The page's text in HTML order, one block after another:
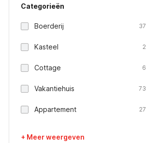
Categorieën
Boerderij 37
Kasteel 2
Cottage 6
Vakantiehuis 73
Appartement 27
+ Meer weergeven